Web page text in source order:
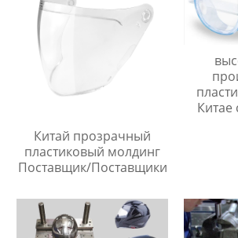
Китай прозрачный
пластиковый молдинг
Поставщик/Поставщики
Китае